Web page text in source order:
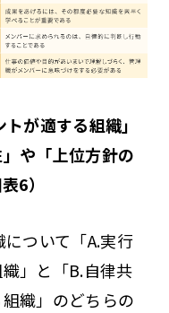
が適する組織」
や「上位方針の
6）
について「A.実行
」と「B.自律共
織」のどちらの